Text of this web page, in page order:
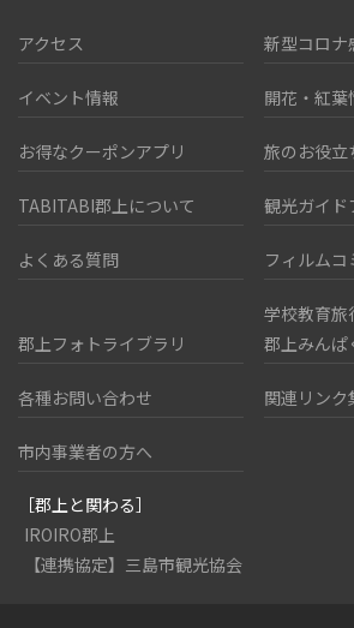
アクセス 新型コロナ
イベント情報 開花・紅葉
お得なクーポンアプリ 旅のお役立
TABITABI郡上について 観光ガイド
よくある質問 フィルムコ
郡上フォトライブラリ
学校教育旅
郡上みんぱ
各種お問い合わせ 関連リンク
市内事業者の方へ
［郡上と関わる］
IROIRO郡上
【連携協定】三島市観光協会